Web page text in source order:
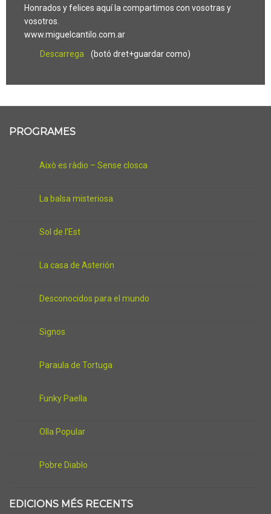
Honrados y felices aquí la compartimos con vosotras y
vosotros.
www.miguelcantilo.com.ar
Descarrega
(botó dret+guardar como)
PROGRAMES
Això es ràdio – Sense closca
La balsa misteriosa
Sol de l’Est
La casa de Asterión
Desconocidos para el mundo
Signos
Paraula de Tortuga
Funky Paella
Olla Popular
Pobre Diablo
EDICIONS MÉS RECENTS